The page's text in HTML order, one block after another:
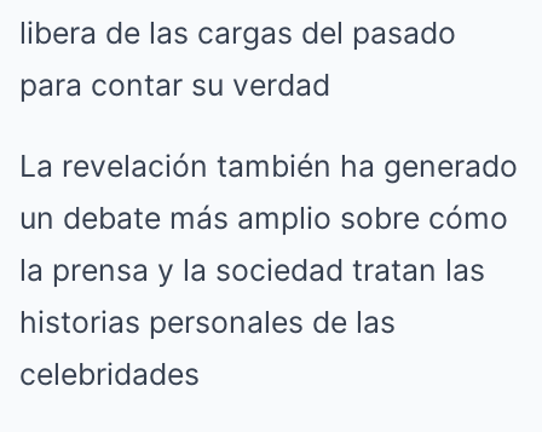
libera de las cargas del pasado
para contar su verdad
La revelación también ha generado
un debate más amplio sobre cómo
la prensa y la sociedad tratan las
historias personales de las
celebridades